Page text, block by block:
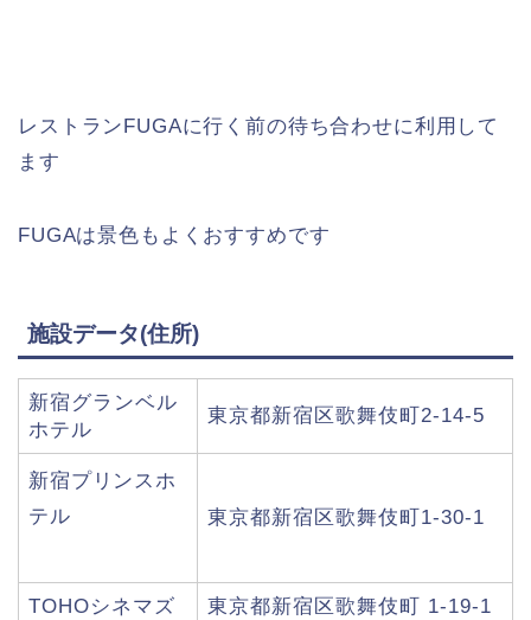
レストランFUGAに行く前の待ち合わせに利用して
ます
FUGAは景色もよくおすすめです
施設データ(住所)
新宿グランベル
ホテル
東京都新宿区歌舞伎町2-14-5
新宿プリンスホ
テル
東京都新宿区歌舞伎町1-30-1
TOHOシネマズ
東京都新宿区歌舞伎町 1-19-1